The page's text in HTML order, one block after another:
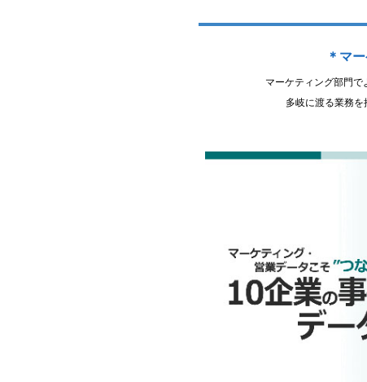
＊マ
マーケティング部門で
多岐に渡る業務を